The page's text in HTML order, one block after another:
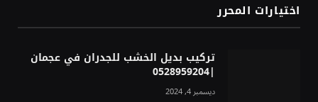
اختيارات المحرر
تركيب بديل الخشب للجدران في عجمان
|0528959204
ديسمبر 4, 2024